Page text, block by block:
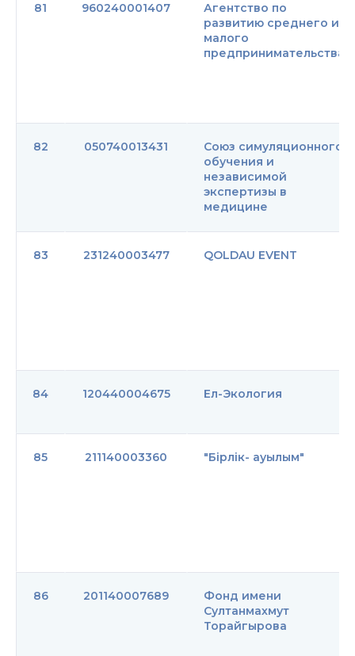
81 960240001407
Агентство по
развитию среднего и
малого
предпринимательства
82 050740013431
Союз симуляционного
обучения и
независимой
экспертизы в
медицине
83 231240003477 QOLDAU EVENT
84 120440004675 Ел-Экология
85 211140003360 "Бірлік- ауылым"
86 201140007689
Фонд имени
Султанмахмут
Торайгырова